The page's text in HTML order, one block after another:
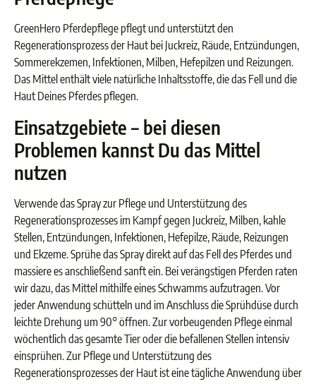
GreenHero Pferdepflege pflegt und unterstützt den
Regenerationsprozess der Haut bei Juckreiz, Räude, Entzündungen,
Sommerekzemen, Infektionen, Milben, Hefepilzen und Reizungen.
Das Mittel enthält viele natürliche Inhaltsstoffe, die das Fell und die
Haut Deines Pferdes pflegen.
Einsatzgebiete – bei diesen
Problemen kannst Du das Mittel
nutzen
Verwende das Spray zur Pflege und Unterstützung des
Regenerationsprozesses im Kampf gegen Juckreiz, Milben, kahle
Stellen, Entzündungen, Infektionen, Hefepilze, Räude, Reizungen
und Ekzeme. Sprühe das Spray direkt auf das Fell des Pferdes und
massiere es anschließend sanft ein. Bei verängstigen Pferden raten
wir dazu, das Mittel mithilfe eines Schwamms aufzutragen. Vor
jeder Anwendung schütteln und im Anschluss die Sprühdüse durch
leichte Drehung um 90° öffnen. Zur vorbeugenden Pflege einmal
wöchentlich das gesamte Tier oder die befallenen Stellen intensiv
einsprühen. Zur Pflege und Unterstützung des
Regenerationsprozesses der Haut ist eine tägliche Anwendung über